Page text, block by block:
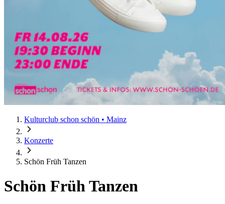
Kulturclub schon schön • Mainz
Konzerte
Schön Früh Tanzen
Schön Früh Tanzen